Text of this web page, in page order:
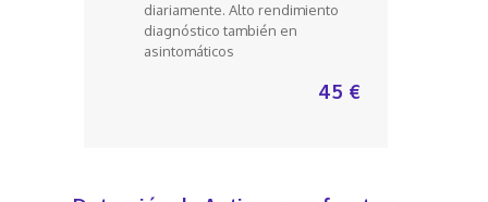
diariamente. Alto rendimiento
diagnóstico también en
asintomáticos
45 €